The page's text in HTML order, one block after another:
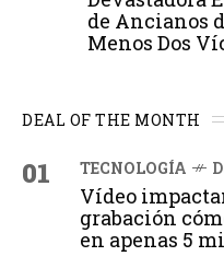
de Ancianos
Menos Dos
DEAL OF THE MONTH
01 TECNOLOGÍA
Vídeo
grabación
en apenas 5